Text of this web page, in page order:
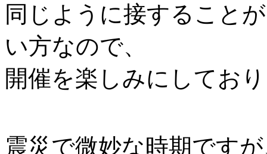
同じように接すること
い方なので、
開催を楽しみにしてお
震災で微妙な時期です